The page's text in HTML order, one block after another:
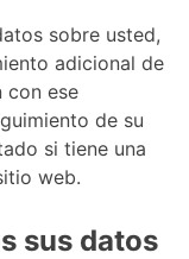
sobre usted,
adicional de
con ese
de su
si tiene una
web.
sus datos